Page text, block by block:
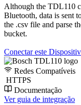
Although the TDL110
Bluetooth, data is sent
the .csv file and parse
bucket.
Conectar este
Redes Compatíveis
HTTPS
Documentação
Ver guia de integração